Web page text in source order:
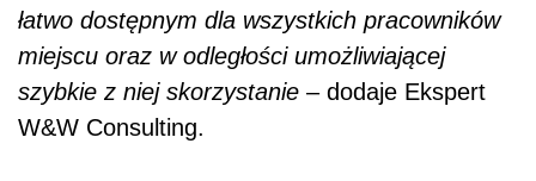
łatwo dostępnym dla wszystkich pracowników
miejscu oraz w odległości umożliwiającej
szybkie z niej skorzystanie – dodaje Ekspert
W&W Consulting.